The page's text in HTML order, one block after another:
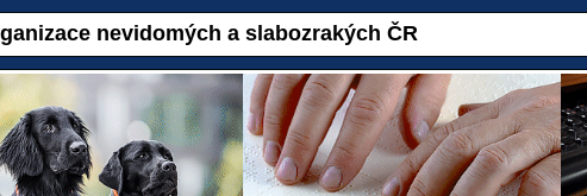
nevidomých a slabozrakých ČR